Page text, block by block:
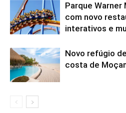
Parque
com novo
interativos e
Novo refúgio
costa de